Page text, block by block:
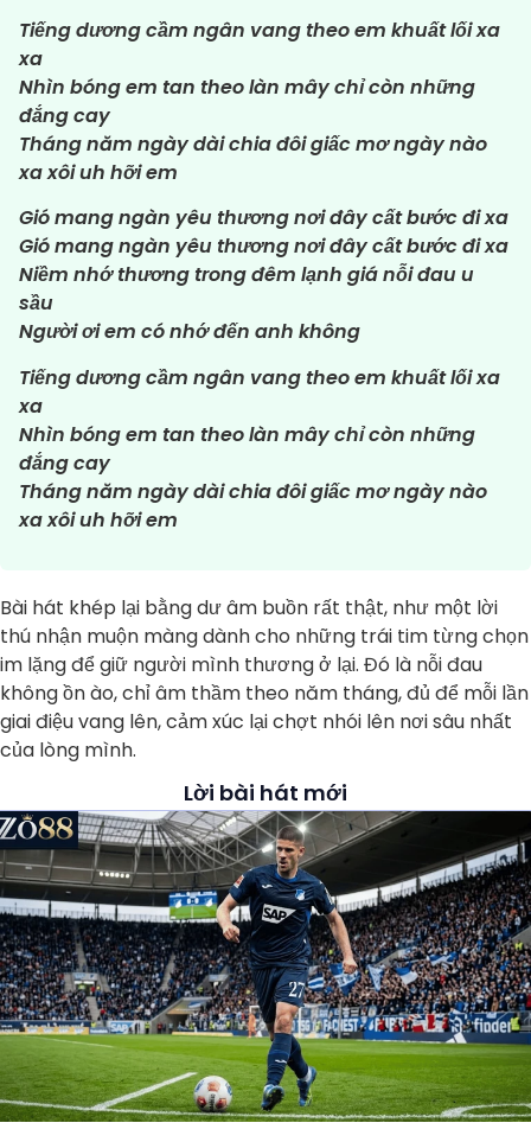
Tiếng dương cầm ngân vang theo em khuất lối xa
xa
Nhìn bóng em tan theo làn mây chỉ còn những
đắng cay
Tháng năm ngày dài chia đôi giấc mơ ngày nào
xa xôi uh hỡi em
Gió mang ngàn yêu thương nơi đây cất bước đi xa
Gió mang ngàn yêu thương nơi đây cất bước đi xa
Niềm nhớ thương trong đêm lạnh giá nỗi đau u
sầu
Người ơi em có nhớ đến anh không
Tiếng dương cầm ngân vang theo em khuất lối xa
xa
Nhìn bóng em tan theo làn mây chỉ còn những
đắng cay
Tháng năm ngày dài chia đôi giấc mơ ngày nào
xa xôi uh hỡi em
Bài hát khép lại bằng dư âm buồn rất thật, như một lời
thú nhận muộn màng dành cho những trái tim từng chọn
im lặng để giữ người mình thương ở lại. Đó là nỗi đau
không ồn ào, chỉ âm thầm theo năm tháng, đủ để mỗi lần
giai điệu vang lên, cảm xúc lại chợt nhói lên nơi sâu nhất
của lòng mình.
Lời bài hát mới